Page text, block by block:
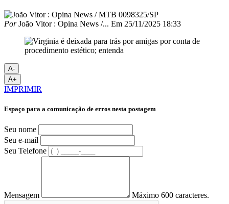
PorJoão Vitor : Opina News /... Em 25/11/2025 18:33
A-
A+
IMPRIMIR
Espaço para a comunicação de erros nesta postagem
Seu nome
Seu e-mail
Seu Telefone
Mensagem Máximo 600 caracteres.